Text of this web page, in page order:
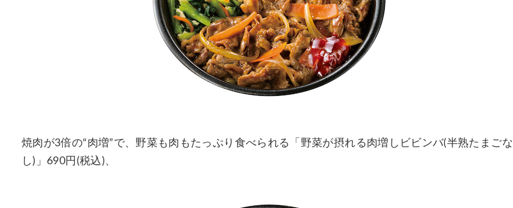
焼肉が3倍の“肉増”で、野菜も肉もたっぷり食べられる「野菜が摂れる肉増しビビンバ(半熟たまごな
し)」690円(税込)、